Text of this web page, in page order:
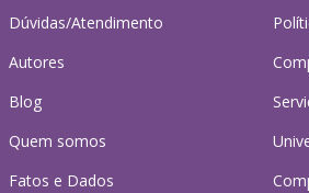
Dúvidas/Atendimento
Autores
Blog
Quem somos
Fatos e Dados